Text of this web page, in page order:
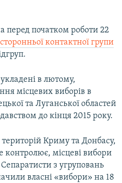
перед початком роботи 22
контактної групи
в лютому,
місцевих виборів в
та Луганської областей
до кінця 2015 року.
Криму та Донбасу,
контролює, місцеві вибори
з угруповань
власні «вибори» на 18